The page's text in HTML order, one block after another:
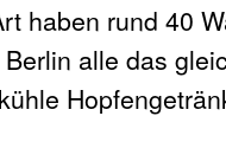
haben rund 40
alle das
kühle